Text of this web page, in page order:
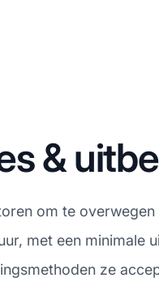
&
om te
met een minimale
ze